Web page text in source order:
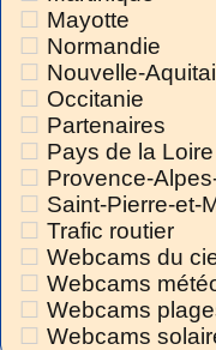
Mayotte
Normandie
Nouvelle-
Occitanie
Partenaires
Pays de la Loire
Provence-
Saint-Pierre-et-
Trafic routier
Webcams du
Webcams
Webcams
Webcams